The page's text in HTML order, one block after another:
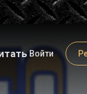
Войти